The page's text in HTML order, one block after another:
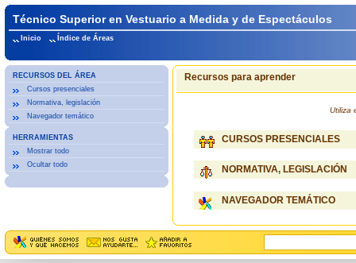
Técnico Superior en Vestuario a Medida y de Espectáculos
Inicio Índice de Áreas
RECURSOS DEL ÁREA
Cursos presenciales
Normativa, legislación
Navegador temático
HERRAMIENTAS
Mostrar todo
Ocultar todo
Recursos para aprender
Utiliza
CURSOS PRESENCIALES
NORMATIVA, LEGISLACIÓN
NAVEGADOR TEMÁTICO